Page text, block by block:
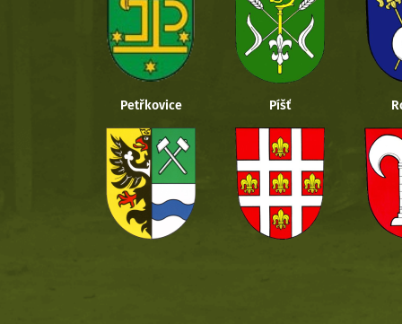
Petřkovice Píšť